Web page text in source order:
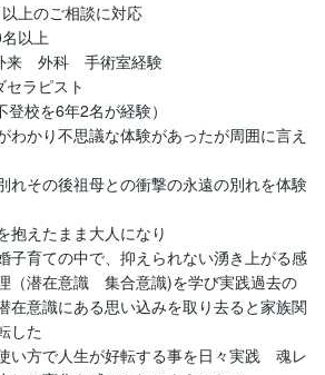
上のご相談に対応
以上
来　外科　手術室経験
セラピスト
校を6年2名が経験）
わかり不思議な体験があったが周囲に言え
れその後祖母との衝撃の永遠の別れを体験
抱えたまま大人になり
子育ての中で、抑えられない湧き上がる感
（潜在意識　集合意識)を学び実践過去の
在意識にある思い込みを取り去ると家族関
した
い方で人生が好転する事を日々実践　魂レ